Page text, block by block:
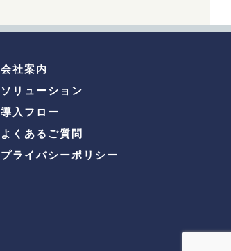
会社案内
ソリューション
導入フロー
よくあるご質問
プライバシーポリシー